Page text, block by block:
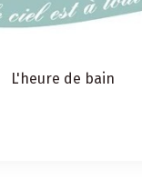
L'heure de bain